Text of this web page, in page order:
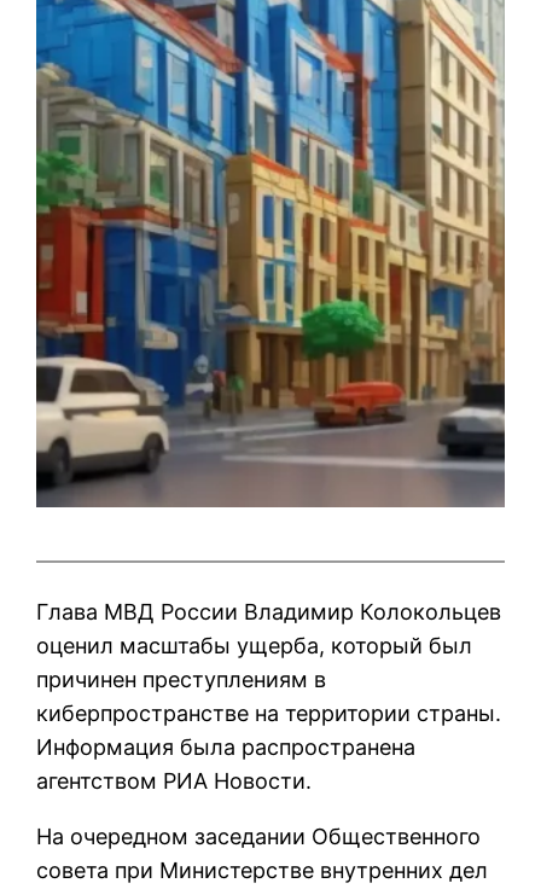
Глава МВД России Владимир Колокольцев
оценил масштабы ущерба, который был
причинен преступлениям в
киберпространстве на территории страны.
Информация была распространена
агентством РИА Новости.
На очередном заседании Общественного
совета при Министерстве внутренних дел